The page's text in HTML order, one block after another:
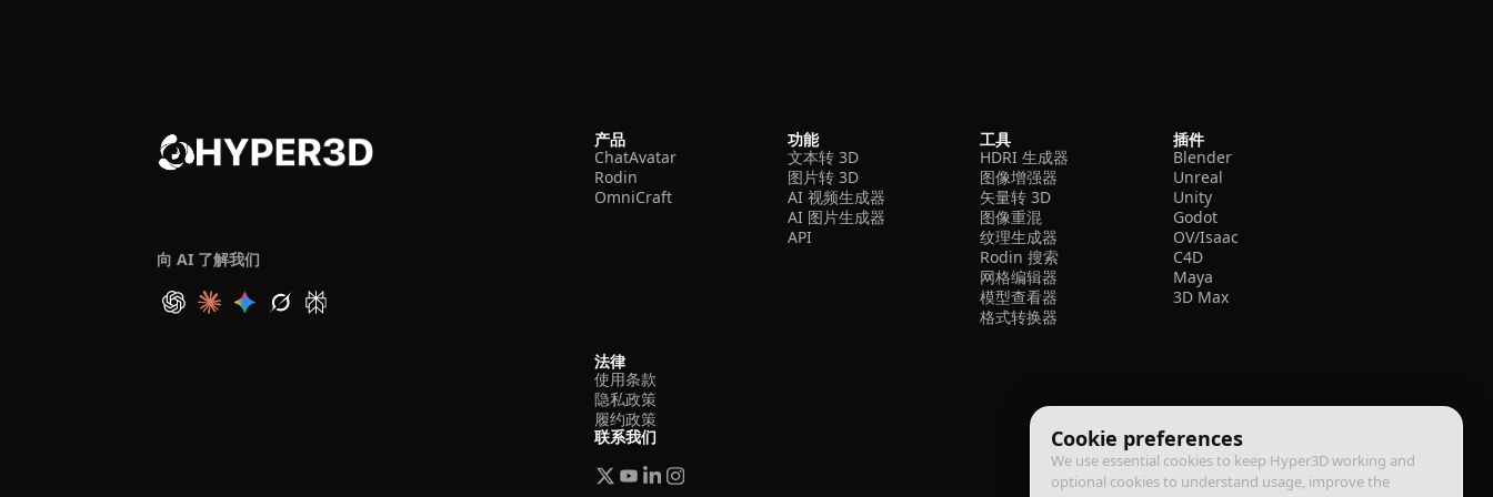
Cookie preferences
We use essential cookies to keep Hyper3D working and
optional cookies to understand usage, improve the
向 AI 了解我们
产品
ChatAvatar
Rodin
OmniCraft
功能
文本转 3D
图片转 3D
AI 视频生成器
AI 图片生成器
API
工具
HDRI 生成器
图像增强器
矢量转 3D
图像重混
纹理生成器
Rodin 搜索
网格编辑器
模型查看器
格式转换器
插件
Blender
Unreal
Unity
Godot
OV/Isaac
C4D
Maya
3D Max
法律
使用条款
隐私政策
履约政策
联系我们